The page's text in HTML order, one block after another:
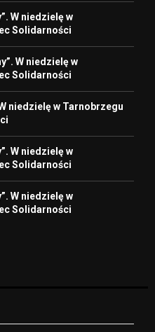
W niedzielę w
Solidarności
W niedzielę w
Solidarności
niedzielę w Tarnobrzegu
W niedzielę w
Solidarności
W niedzielę w
Solidarności